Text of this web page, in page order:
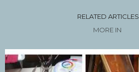
RELATED ARTICLES
MORE IN